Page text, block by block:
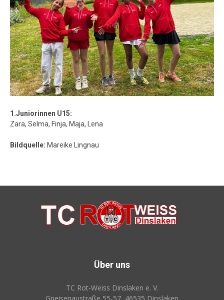
Weiss
Dinslaken
1.Juniorinnen U15:
Zara, Selma, Finja, Maja, Lena
Bildquelle: Mareike Lingnau
Über uns
TC Rot‑Weiss Dinslaken e. V.